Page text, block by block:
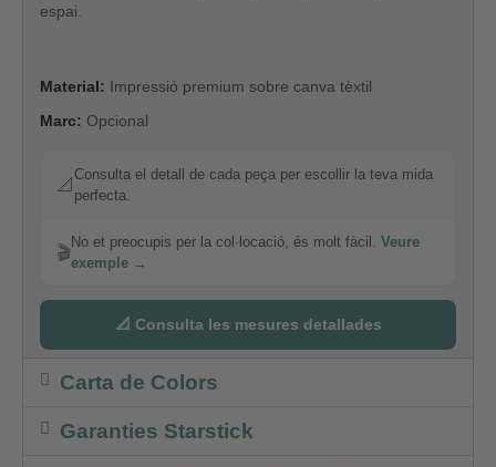
espai.
Material: Impressió premium sobre canva tèxtil
Marc: Opcional
📐
Consulta el detall de cada peça per escollir la teva mida
perfecta.
🎬
No et preocupis per la col·locació, és molt fàcil. Veure
exemple →
📐 Consulta les mesures detallades
Carta de Colors
Garanties Starstick